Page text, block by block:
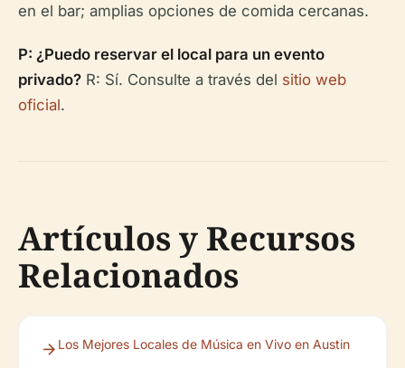
en el bar; amplias opciones de comida cercanas.
P: ¿Puedo reservar el local para un evento
privado? R: Sí. Consulte a través del sitio web
oficial.
Artículos y Recursos
Relacionados
Los Mejores Locales de Música en Vivo en Austin